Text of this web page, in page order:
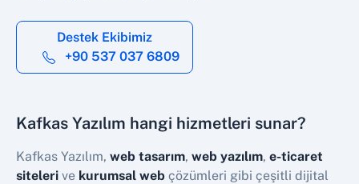
Destek Ekibimiz
+90 537 037 6809
Kafkas Yazılım hangi hizmetleri sunar?
Kafkas Yazılım, web tasarım, web yazılım, e-ticaret
siteleri ve kurumsal web çözümleri gibi çeşitli dijital